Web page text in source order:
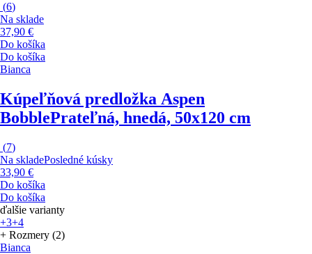
(6)
Na sklade
37,90 €
Do košíka
Do košíka
Bianca
Kúpeľňová predložka Aspen
BobblePrateľná, hnedá, 50x120 cm
(7)
Na skladePosledné kúsky
33,90 €
Do košíka
Do košíka
ďalšie varianty
+3+4
+ Rozmery (2)
Bianca